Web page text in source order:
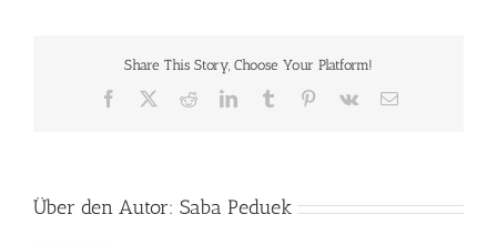
Share This Story, Choose Your Platform!
Facebook RedditLinkedInTumblr Pinterest
Vk
E-
Über den Autor: Saba Peduek